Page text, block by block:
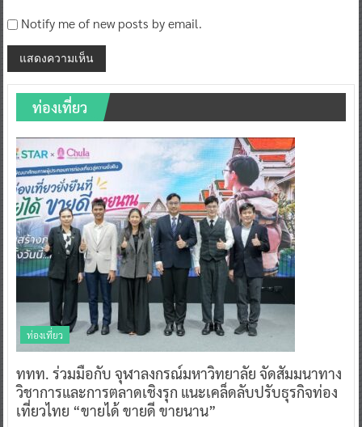
Notify me of new posts by email.
ท่องเที่ยว
ท่องเที่ยว
ททท. ร่วมมือกับ จุฬาลงกรณ์มหาวิทยาลัย จัดสัมมนาทาง
วิชาการและการตลาดเชิงรุก แนะเคล็ดลับปรับธุรกิจท่อง
เที่ยวไทย “ขายได้ ขายดี ขายนาน”